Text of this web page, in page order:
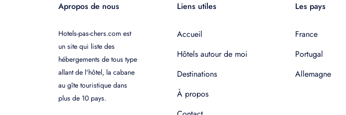
Apropos de nous
Hotels-pas-chers.com est
un site qui liste des
hébergements de tous type
allant de l'hôtel, la cabane
au gîte touristique dans
plus de 10 pays.
Liens utiles
Accueil
Hôtels autour de moi
Destinations
À propos
Les pays
France
Portugal
Allemagne